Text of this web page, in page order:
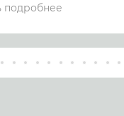
подробнее